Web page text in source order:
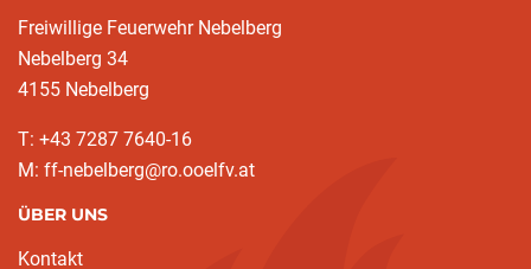
Freiwillige Feuerwehr Nebelberg
Nebelberg 34
4155 Nebelberg
T: +43 7287 7640-16
M: ff-nebelberg@ro.ooelfv.at
ÜBER UNS
Kontakt